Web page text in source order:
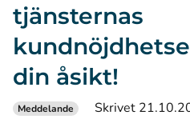
tjänsternas
din åsikt!
Meddelande Skrivet